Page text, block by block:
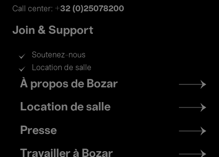
Call center: +32 (0)25078200
Join & Support
Soutenez-nous
Location de salle
Footer
menu
À propos de Bozar
Location de salle
Presse
Travailler à Bozar